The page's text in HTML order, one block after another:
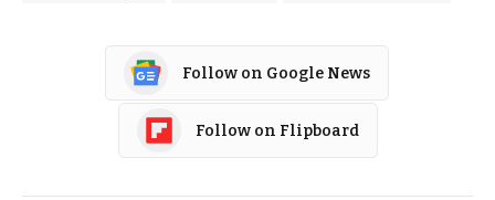
Follow on Google News
Follow on Flipboard